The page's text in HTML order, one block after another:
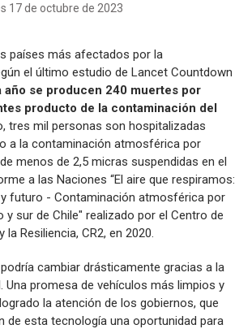
17 de octubre de 2023
países más afectados por la
el último estudio de Lancet Countdown
año se producen 240 muertes por
producto de la contaminación del
tres mil personas son hospitalizadas
a la contaminación atmosférica por
menos de 2,5 micras suspendidas en el
a las Naciones “El aire que respiramos:
futuro - Contaminación atmosférica por
y sur de Chile" realizado por el Centro de
la Resiliencia, CR2, en 2020.
cambiar drásticamente gracias a la
. Una promesa de vehículos más limpios y
la atención de los gobiernos, que
de esta tecnología una oportunidad para